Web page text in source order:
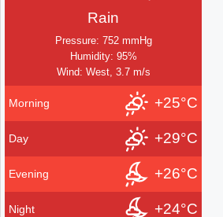
Rain
Pressure: 752 mmHg
Humidity: 95%
Wind: West, 3.7 m/s
Morning +25°C
Day +29°C
Evening +26°C
Night +24°C